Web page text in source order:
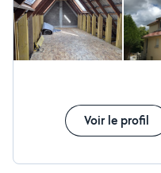
Toiture et isolation Suivi et réalisation de projets Grâce
à notre équipe
matériaux de qualité,
toute confiance.
Voir le profil